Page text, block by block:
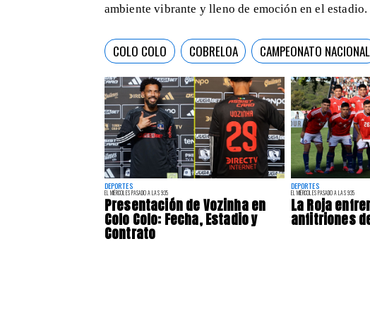
DEPORTES
EL MIÉRCOLES PASADO A LAS 9:35
Presentación de Vozinha en
Colo Colo: Fecha, Estadio y
Contrato
DEPORTES
EL MIÉRCOLES PASADO A LAS 9:35
La Roja
anfitriones
ambiente vibrante y lleno de emoción en el estadio.
COLO COLO COBRELOA CAMPEONATO NACIONAL